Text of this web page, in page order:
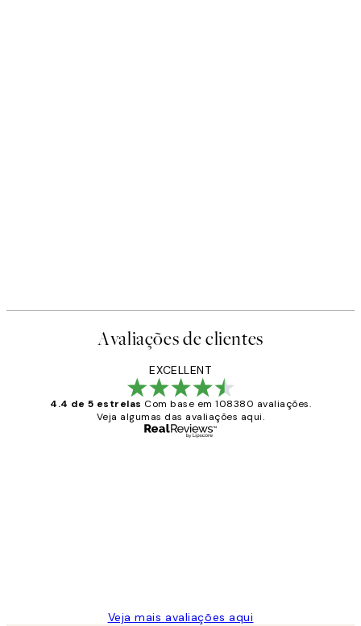
Avaliações de clientes
EXCELLENT
4.4 de 5 estrelas Com base em 108380 avaliações.
Veja algumas das avaliações aqui.
Veja mais avaliações aqui